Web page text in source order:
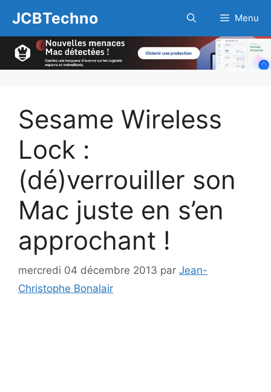
contenu
JCBTechno Menu
Sesame Wireless
Lock :
(dé)verrouiller son
Mac juste en s’en
approchant !
mercredi 04 décembre 2013 par Jean-
Christophe Bonalair